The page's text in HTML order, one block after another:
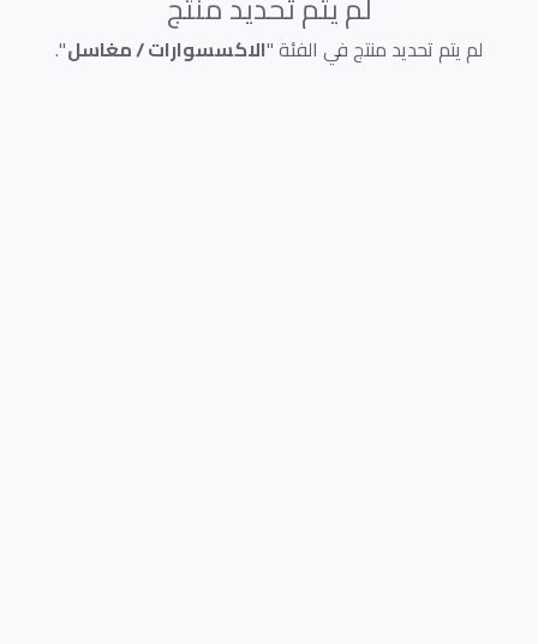
لم يتم تحديد منتج في الفئة "الاكسسوارات / مغاسل".